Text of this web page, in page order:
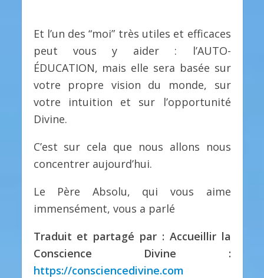
Et l’un des “moi” très utiles et efficaces
peut vous y aider : l’AUTO-
ÉDUCATION, mais elle sera basée sur
votre propre vision du monde, sur
votre intuition et sur l’opportunité
Divine.
C’est sur cela que nous allons nous
concentrer aujourd’hui.
Le Père Absolu, qui vous aime
immensément, vous a parlé
Traduit et partagé par : Accueillir la
Conscience Divine :
https://consciencedivine.com